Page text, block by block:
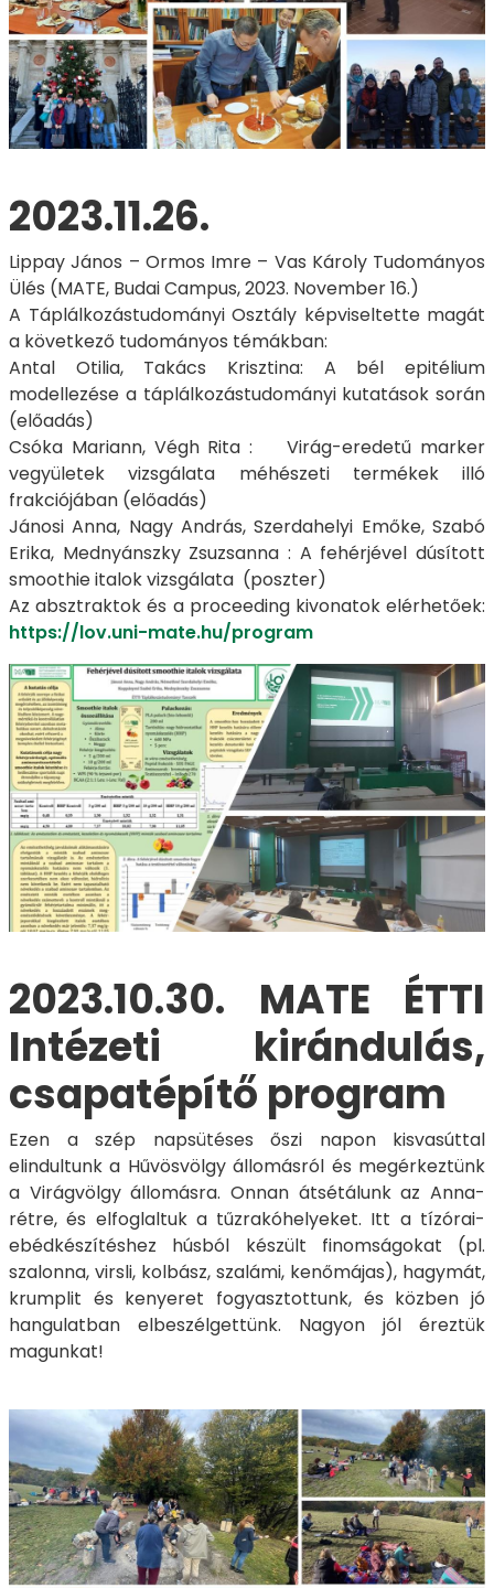
2023.11.26.
Lippay János – Ormos Imre – Vas Károly Tudományos
Ülés (MATE, Budai Campus, 2023. November 16.)
A Táplálkozástudományi Osztály képviseltette magát
a következő tudományos témákban:
Antal Otilia, Takács Krisztina: A bél epitélium
modellezése a táplálkozástudományi kutatások során
(előadás)
Csóka Mariann, Végh Rita : Virág-eredetű marker
vegyületek vizsgálata méhészeti termékek illó
frakciójában (előadás)
Jánosi Anna, Nagy András, Szerdahelyi Emőke, Szabó
Erika, Mednyánszky Zsuzsanna : A fehérjével dúsított
smoothie italok vizsgálata (poszter)
Az absztraktok és a proceeding kivonatok elérhetőek:
https://lov.uni-mate.hu/program
2023.10.30. MATE ÉTTI
Intézeti kirándulás,
csapatépítő program
Ezen a szép napsütéses őszi napon kisvasúttal
elindultunk a Hűvösvölgy állomásról és megérkeztünk
a Virágvölgy állomásra. Onnan átsétálunk az Anna-
rétre, és elfoglaltuk a tűzrakóhelyeket. Itt a tízórai-
ebédkészítéshez húsból készült finomságokat (pl.
szalonna, virsli, kolbász, szalámi, kenőmájas), hagymát,
krumplit és kenyeret fogyasztottunk, és közben jó
hangulatban elbeszélgettünk. Nagyon jól éreztük
magunkat!